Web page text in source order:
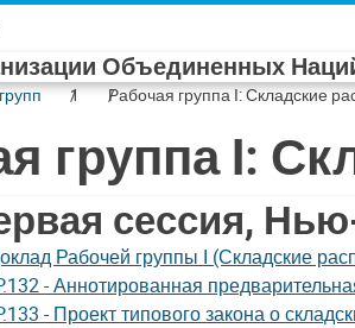
Объединенных
1 Рабочая группа I: Складские
группа I:
сессия,
Рабочей группы I (Складские
- Аннотированная
- Проект типового закона о